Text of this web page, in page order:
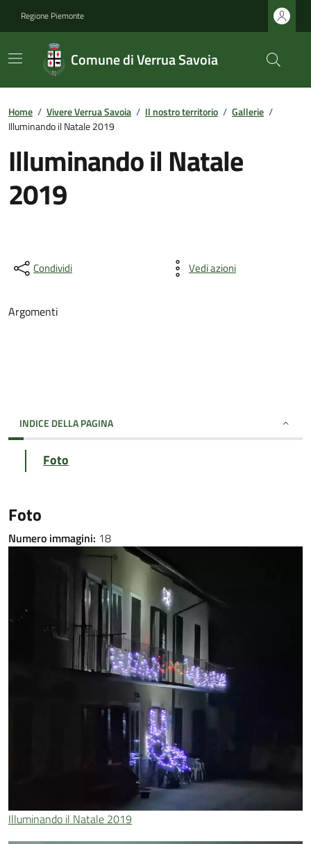
Regione Piemonte
Comune di Verrua Savoia
Home / Vivere Verrua Savoia / Il nostro territorio / Gallerie /
Illuminando il Natale 2019
Illuminando il Natale
2019
Condividi Vedi azioni
Argomenti
INDICE DELLA PAGINA
Foto
Foto
Numero immagini: 18
Illuminando il Natale 2019